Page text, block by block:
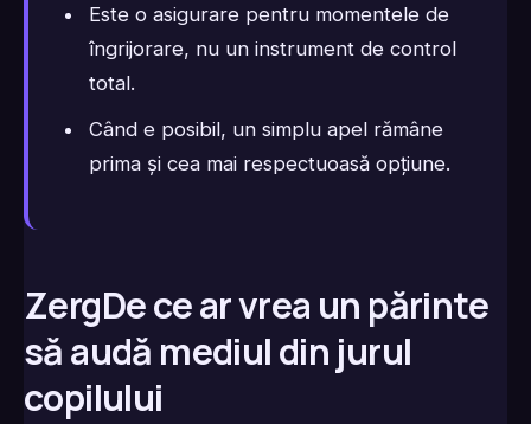
Este o asigurare pentru momentele de
îngrijorare, nu un instrument de control
total.
Când e posibil, un simplu apel rămâne
prima și cea mai respectuoasă opțiune.
ZergDe ce ar vrea un părinte
să audă mediul din jurul
copilului